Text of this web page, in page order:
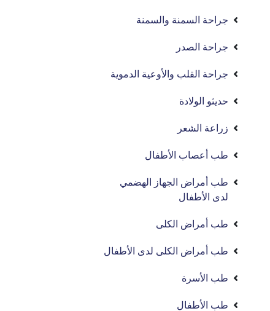
جراحة السمنة والسمنة
جراحة الصدر
جراحة القلب والأوعية الدموية
حديثو الولادة
زراعة الشعر
طب أعصاب الأطفال
طب أمراض الجهاز الهضمي
لدى الأطفال
طب أمراض الكلى
طب أمراض الكلى لدى الأطفال
طب الأسرة
طب الأطفال